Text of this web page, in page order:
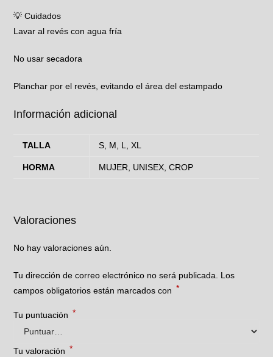
💡 Cuidados
Lavar al revés con agua fría
No usar secadora
Planchar por el revés, evitando el área del estampado
Información adicional
TALLA S, M, L, XL
HORMA MUJER, UNISEX, CROP
Valoraciones
No hay valoraciones aún.
Tu dirección de correo electrónico no será publicada. Los
campos obligatorios están marcados con *
Tu puntuación *
Tu valoración *